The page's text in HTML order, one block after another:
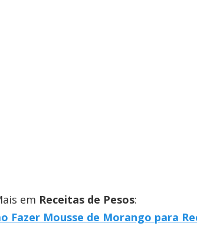
em Receitas de Pesos:
Fazer Mousse de Morango para